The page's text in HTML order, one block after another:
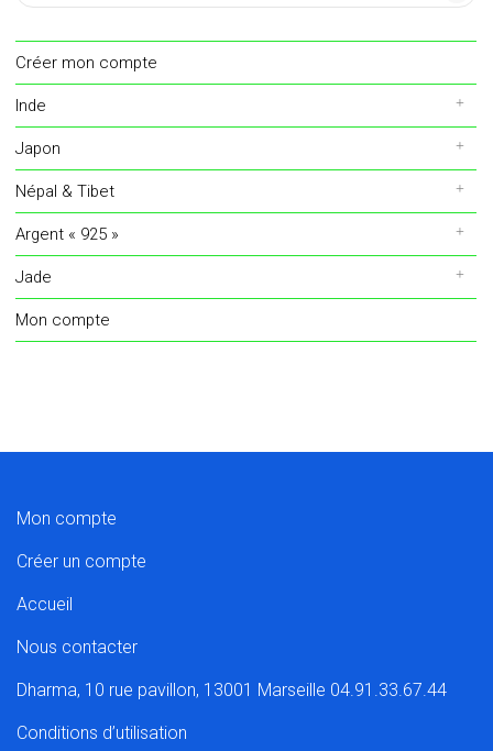
Créer mon compte
Inde
Japon
Népal & Tibet
Argent « 925 »
Jade
Mon compte
Mon compte
Créer un compte
Accueil
Nous contacter
Dharma, 10 rue pavillon, 13001 Marseille 04.91.33.67.44
Conditions d’utilisation